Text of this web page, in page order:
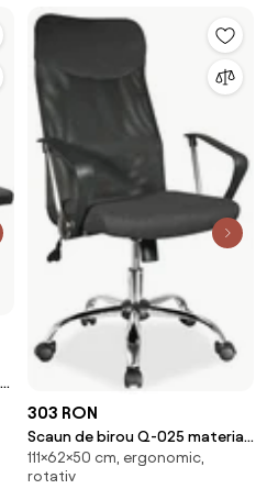
303 RON
Scaun de birou Q-025 material
negru
111×62×50 cm, ergonomic,
rotativ